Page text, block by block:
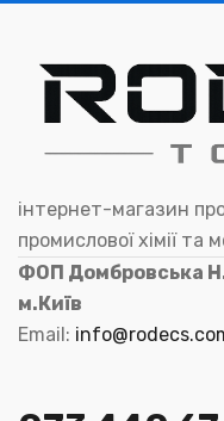
інтернет-магазин
промислової хімії
ФОП Домбровська
м.Київ
Email: